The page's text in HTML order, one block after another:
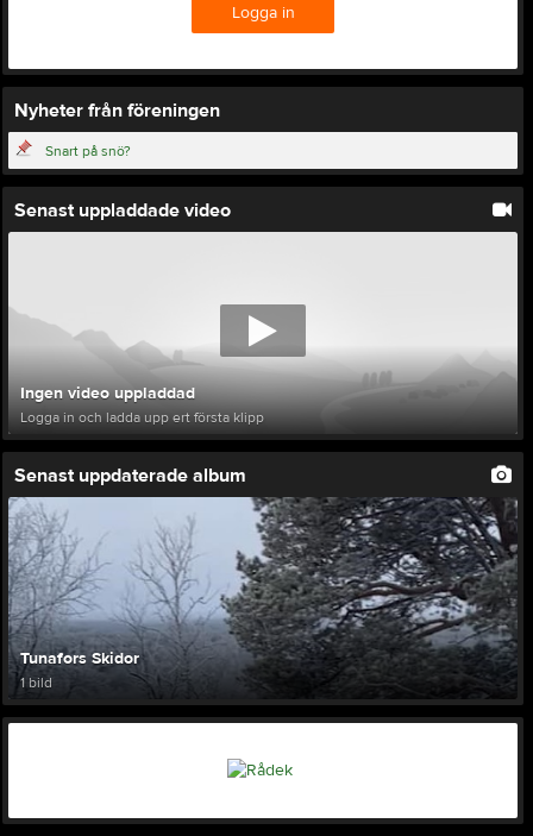
Logga in
Nyheter från föreningen
Snart på snö?
Senast uppladdade video
Ingen video uppladdad
Logga in och ladda upp ert första klipp
Senast uppdaterade album
Tunafors Skidor
1 bild